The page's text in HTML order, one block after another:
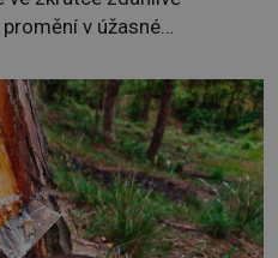
v úžasné
Luxembourg přichází s
dokáže dopravit ze
[…]